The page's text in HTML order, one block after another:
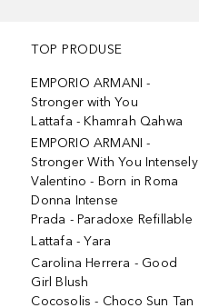
TOP PRODUSE
EMPORIO ARMANI -
Stronger with You
Lattafa - Khamrah Qahwa
EMPORIO ARMANI -
Stronger With You Intensely
Valentino - Born in Roma
Donna Intense
Prada - Paradoxe Refillable
Lattafa - Yara
Carolina Herrera - Good
Girl Blush
Cocosolis - Choco Sun Tan